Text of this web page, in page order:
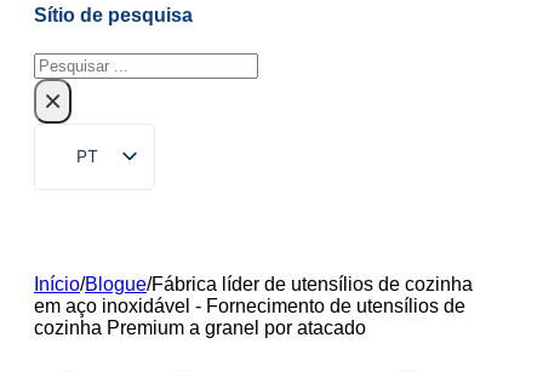
Sítio de pesquisa
Pesquisar
×
PT
EN
FR
DE
Início/Blogue/Fábrica líder de utensílios de cozinha
em aço inoxidável - Fornecimento de utensílios de
cozinha Premium a granel por atacado